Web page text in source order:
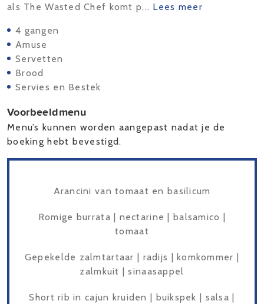
als The Wasted Chef komt p... Lees meer
4 gangen
Amuse
Servetten
Brood
Servies en Bestek
Voorbeeldmenu
Menu’s kunnen worden aangepast nadat je de
boeking hebt bevestigd.
Arancini van tomaat en basilicum
Romige burrata | nectarine | balsamico |
tomaat
Gepekelde zalmtartaar | radijs | komkommer |
zalmkuit | sinaasappel
Short rib in cajun kruiden | buikspek | salsa |